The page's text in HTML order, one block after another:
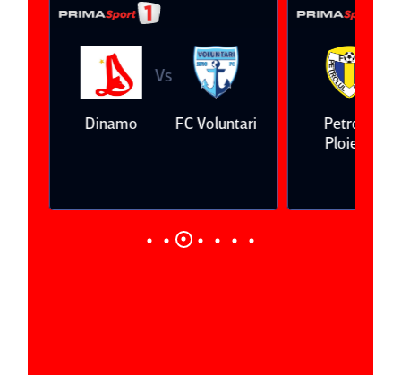
Dinamo
Vs
FC Voluntari
Petrolul
Ploieşti